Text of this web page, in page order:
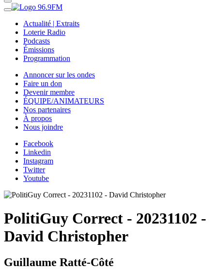
Actualité | Extraits
Loterie Radio
Podcasts
Émissions
Programmation
Annoncer sur les ondes
Faire un don
Devenir membre
ÉQUIPE/ANIMATEURS
Nos partenaires
À propos
Nous joindre
Facebook
Linkedin
Instagram
Twitter
Youtube
PolitiGuy Correct - 20231102 -
David Christopher
Guillaume Ratté-Côté